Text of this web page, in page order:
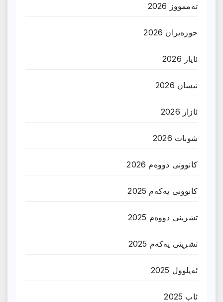
تەممووز 2026
حوزه‌یران 2026
ئایار 2026
نیسان 2026
ئازار 2026
شوبات 2026
کانوونی دووەم 2026
کانوونی یەکەم 2025
تشرینی دووەم 2025
تشرینی یەکەم 2025
ئەیلوول 2025
ئاب 2025